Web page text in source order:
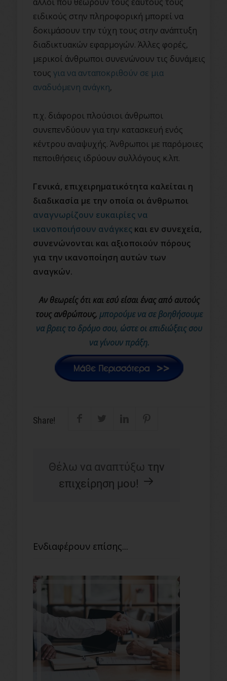
ειδικούς στην πληροφορική μπορεί να
δοκιμάσουν την τύχη τους στην ανάπτυξη
διαδικτυακών εφαρμογών. Άλλες φορές,
μερικοί άνθρωποι συνενώνουν τις δυνάμεις
τους για να ανταποκριθούν σε μια
αναδυόμενη ανάγκη,
π.χ. διάφοροι πλούσιοι άνθρωποι
συνεπενδύουν για την κατασκευή ενός
κέντρου αναψυχής. Άνθρωποι με παρόμοιες
πεποιθήσεις ιδρύουν συλλόγους κ.λπ.
Γενικά, επιχειρηματικότητα καλείται η
διαδικασία με την οποία οι άνθρωποι
αναγνωρίζουν ευκαιρίες να
ικανοποιήσουν ανάγκες και εν συνεχεία,
συνενώνονται και αξιοποιούν πόρους
για την ικανοποίηση αυτών των
αναγκών.
Αν θεωρείς ότι και εσύ είσαι ένας από αυτούς
τους ανθρώπους, μπορούμε να σε βοηθήσουμε
να βρεις το δρόμο σου, ώστε οι επιδιώξεις σου
να γίνουν πράξη.
Share!
Θέλω να αναπτύξω την
επιχείρηση μου!
Ενδιαφέρουν επίσης...